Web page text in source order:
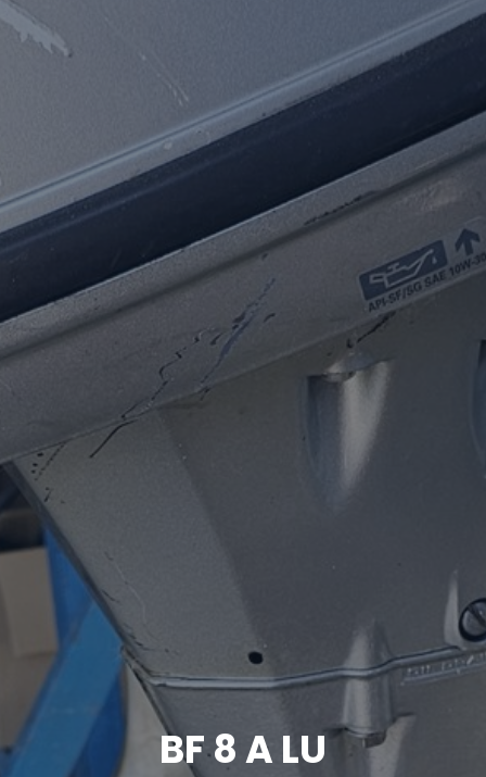
BF 8 A LU